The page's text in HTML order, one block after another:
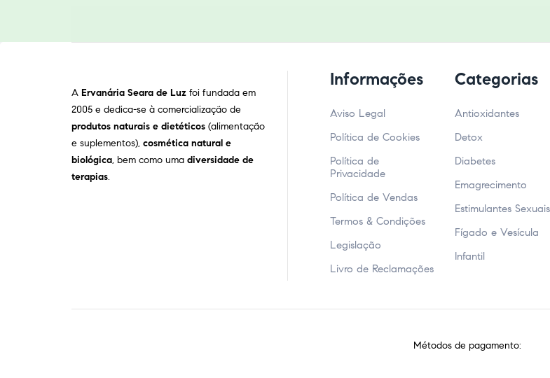
A Ervanária Seara de Luz foi fundada em
2005 e dedica-se à comercialização de
produtos naturais e dietéticos (alimentação
e suplementos), cosmética natural e
biológica, bem como uma diversidade de
terapias.
Informações
Aviso Legal
Política de Cookies
Política de
Privacidade
Política de Vendas
Termos & Condições
Legislação
Livro de Reclamações
Categorias
Antioxidantes
Detox
Diabetes
Emagrecimento
Estimulantes Sexuais
Fígado e Vesícula
Infantil
Métodos de pagamento: